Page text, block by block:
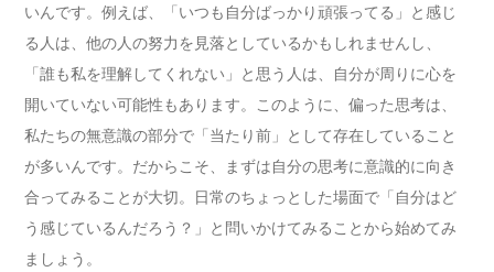
いんです。例えば、「いつも自分ばっかり頑張ってる」と感じ
る人は、他の人の努力を見落としているかもしれませんし、
「誰も私を理解してくれない」と思う人は、自分が周りに心を
開いていない可能性もあります。このように、偏った思考は、
私たちの無意識の部分で「当たり前」として存在していること
が多いんです。だからこそ、まずは自分の思考に意識的に向き
合ってみることが大切。日常のちょっとした場面で「自分はど
う感じているんだろう？」と問いかけてみることから始めてみ
ましょう。